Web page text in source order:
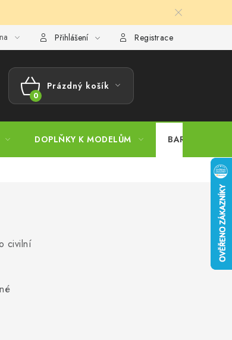
řád Velkoobchod (B2B) Převodník
Přihlášení Registrace
NÁKUPNÍ
Prázdný košík
DOPLŇKY K MODELŮM BARVY A
civilní